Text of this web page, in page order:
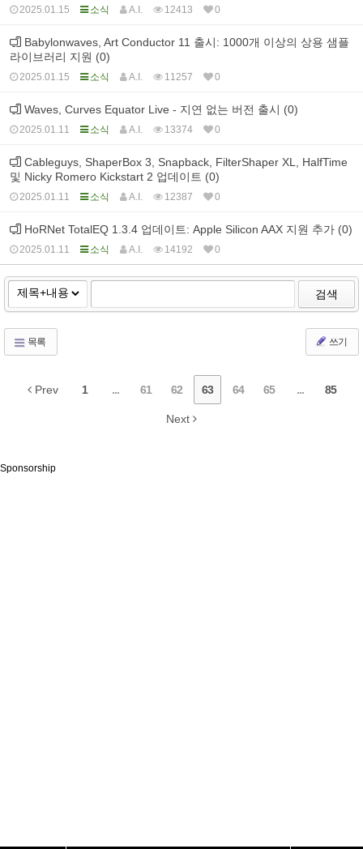
2025.01.15 소식 A.I. 12413 0
Babylonwaves, Art Conductor 11 출시: 1000개 이상의 상용 샘플
라이브러리 지원 (0)
2025.01.15 소식 A.I. 11257 0
Waves, Curves Equator Live - 지연 없는 버전 출시 (0)
2025.01.11 소식 A.I. 13374 0
Cableguys, ShaperBox 3, Snapback, FilterShaper XL, HalfTime
및 Nicky Romero Kickstart 2 업데이트 (0)
2025.01.11 소식 A.I. 12387 0
HoRNet TotalEQ 1.3.4 업데이트: Apple Silicon AAX 지원 추가 (0)
2025.01.11 소식 A.I. 14192 0
검색
목록 쓰기
Prev 1 ... 61 62 63 64 65 ... 85
Next
Sponsorship